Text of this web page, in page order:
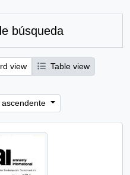
búsqueda
view
Table view